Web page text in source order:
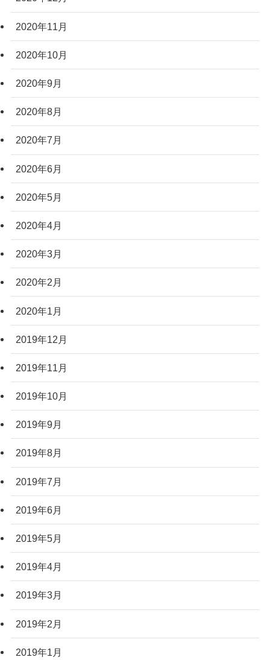
2020年11月
2020年10月
2020年9月
2020年8月
2020年7月
2020年6月
2020年5月
2020年4月
2020年3月
2020年2月
2020年1月
2019年12月
2019年11月
2019年10月
2019年9月
2019年8月
2019年7月
2019年6月
2019年5月
2019年4月
2019年3月
2019年2月
2019年1月